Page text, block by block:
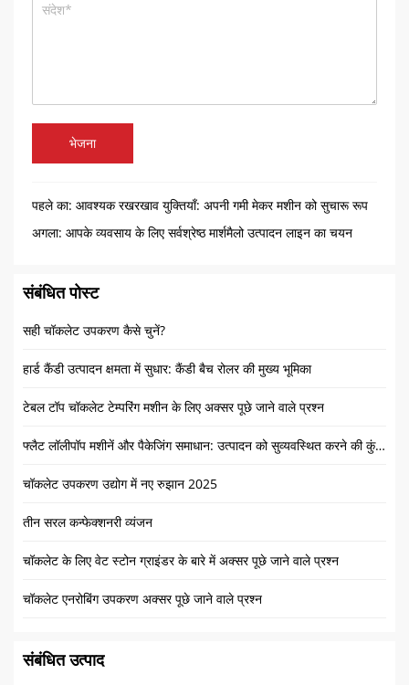
भेजना
पहले का: आवश्यक रखरखाव युक्तियाँ: अपनी गमी मेकर मशीन को सुचारू रूप
से चालू रखना
अगला: आपके व्यवसाय के लिए सर्वश्रेष्ठ मार्शमैलो उत्पादन लाइन का चयन
संबंधित पोस्ट
सही चॉकलेट उपकरण कैसे चुनें?
हार्ड कैंडी उत्पादन क्षमता में सुधार: कैंडी बैच रोलर की मुख्य भूमिका
टेबल टॉप चॉकलेट टेम्परिंग मशीन के लिए अक्सर पूछे जाने वाले प्रश्न
फ्लैट लॉलीपॉप मशीनें और पैकेजिंग समाधान: उत्पादन को सुव्यवस्थित करने की कुंजी
चॉकलेट उपकरण उद्योग में नए रुझान 2025
तीन सरल कन्फेक्शनरी व्यंजन
चॉकलेट के लिए वेट स्टोन ग्राइंडर के बारे में अक्सर पूछे जाने वाले प्रश्न
चॉकलेट एनरोबिंग उपकरण अक्सर पूछे जाने वाले प्रश्न
संबंधित उत्पाद